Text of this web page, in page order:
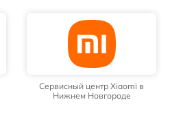
Сервисный центр Xiaomi в
Нижнем Новгороде